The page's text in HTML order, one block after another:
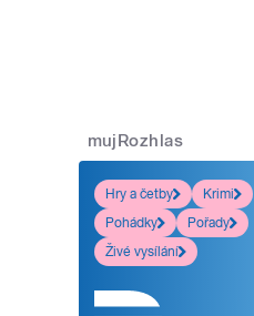
mujRozhlas
Hry a četby
Krimi
Pohádky
Pořady
Živé vysílání